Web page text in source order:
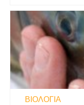
ΒΙΟΛΟΓΊΑ